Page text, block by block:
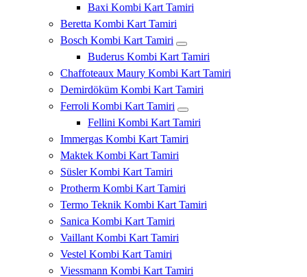
Baxi Kombi Kart Tamiri
Beretta Kombi Kart Tamiri
Bosch Kombi Kart Tamiri
Buderus Kombi Kart Tamiri
Chaffoteaux Maury Kombi Kart Tamiri
Demirdöküm Kombi Kart Tamiri
Ferroli Kombi Kart Tamiri
Fellini Kombi Kart Tamiri
Immergas Kombi Kart Tamiri
Maktek Kombi Kart Tamiri
Süsler Kombi Kart Tamiri
Protherm Kombi Kart Tamiri
Termo Teknik Kombi Kart Tamiri
Sanica Kombi Kart Tamiri
Vaillant Kombi Kart Tamiri
Vestel Kombi Kart Tamiri
Viessmann Kombi Kart Tamiri